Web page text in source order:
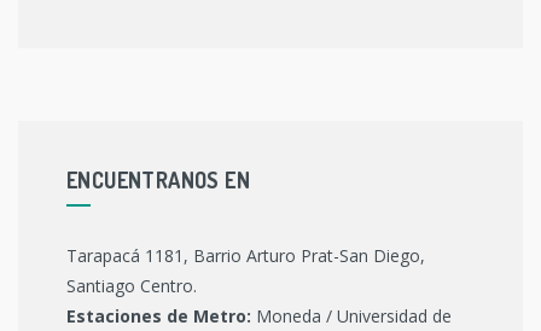
ENCUENTRANOS EN
Tarapacá 1181, Barrio Arturo Prat-San Diego,
Santiago Centro.
Estaciones de Metro: Moneda / Universidad de